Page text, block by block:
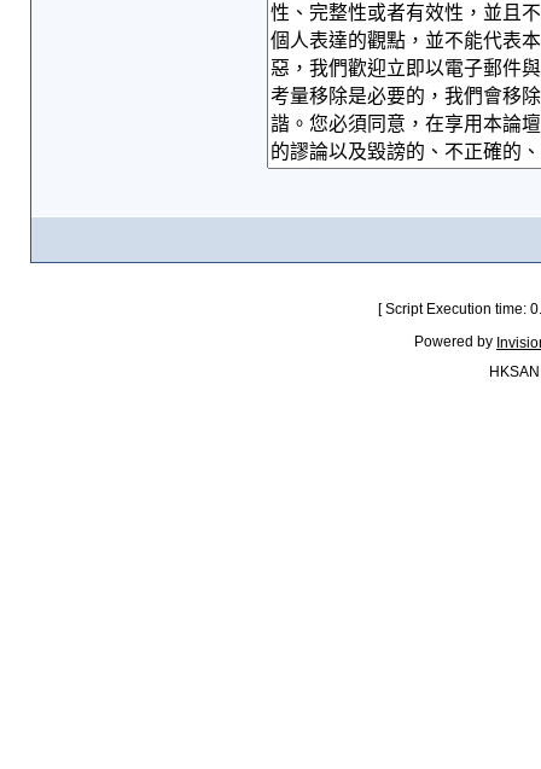
[ Script Execution time:
Powered by